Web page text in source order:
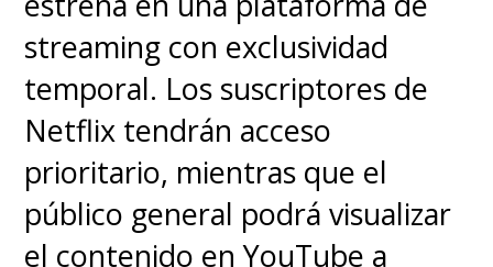
texto.
La base de la historia es la
misma. Luffy(Iñaki Godoy, una
elección perfecta) es un joven
lleno de optimismo, entusiasmo
streaming con exclusividad
temporal. Los suscriptores de
Netflix tendrán acceso
prioritario, mientras que el
público general podrá visualizar
el contenido en YouTube a